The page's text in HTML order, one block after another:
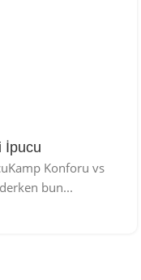
İpucu
Konforu vs
bun...